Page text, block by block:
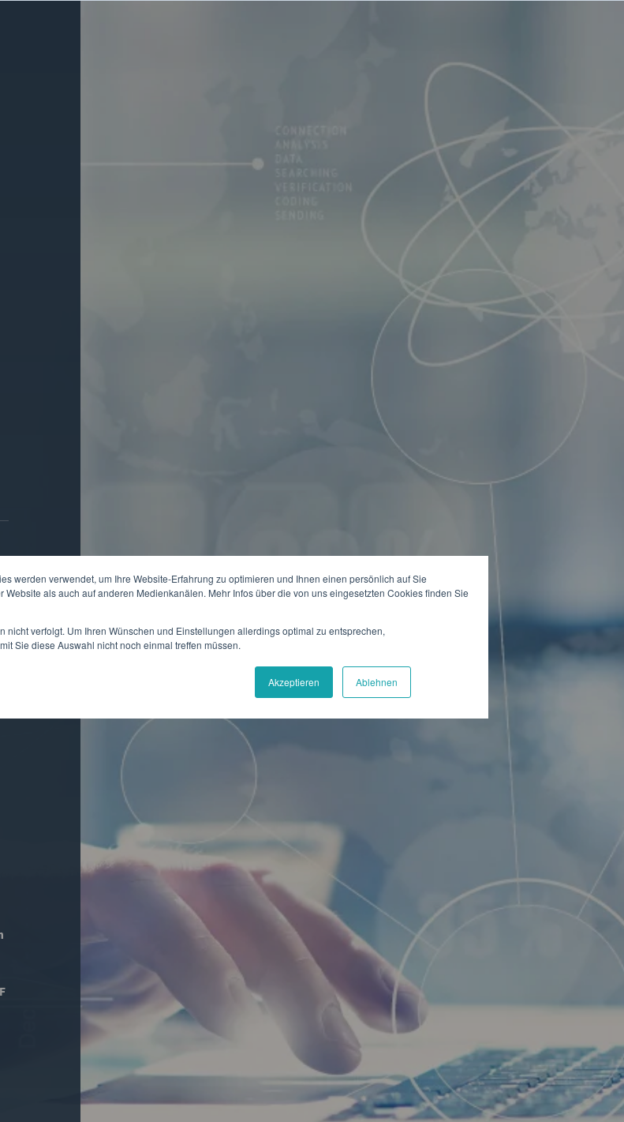
werden verwendet, um Ihre Website-Erfahrung zu optimieren und Ihnen einen persönlich auf Sie
als auch auf anderen Medienkanälen. Mehr Infos über die von uns eingesetzten Cookies finden Sie
nicht verfolgt. Um Ihren Wünschen und Einstellungen allerdings optimal zu entsprechen,
Sie diese Auswahl nicht noch einmal treffen müssen.
Akzeptieren Ablehnen